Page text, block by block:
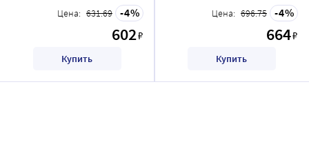
Цена: 631.69 4
602₽
Купить
Цена: 696.75 4
664₽
Купить